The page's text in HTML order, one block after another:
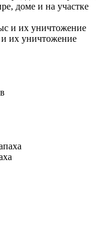
доме и на участке
и их уничтожение